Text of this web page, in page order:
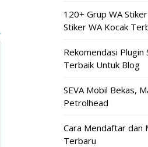
120+ Grup WA
Stiker WA Kocak
Rekomendasi Plugin
Terbaik Untuk Blog
SEVA Mobil Bekas,
Petrolhead
Cara Mendaftar dan
Terbaru